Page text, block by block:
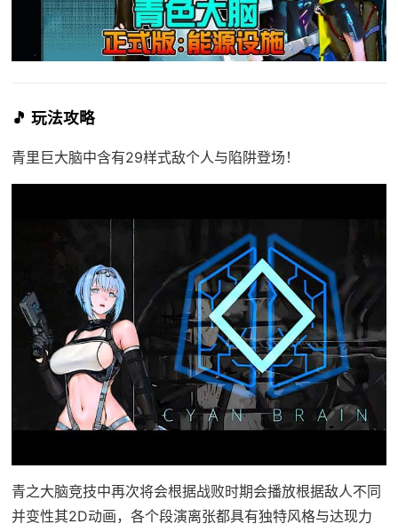
🎵 玩法攻略
青里巨大脑中含有29样式敌个人与陷阱登场！
青之大脑竞技中再次将会根据战败时期会播放根据敌人不同
并变性其2D动画，各个段演离张都具有独特风格与达现力